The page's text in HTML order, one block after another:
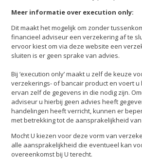
Meer informatie over execution only:
Dit maakt het mogelijk om zonder
financieel adviseur een verzekering af te
ervoor kiest om via deze website een
sluiten is er geen sprake van advies.
Bij ‘execution only’ maakt u zelf de keuze
verzekerings- of bancair product en voert u
ervan zelf de gegevens in die nodig zijn.
adviseur u hierbij geen advies heeft
handelingen heeft verricht, kunnen er
met betrekking tot de aansprakelijkheid
Mocht U kiezen voor deze vorm van
alle aansprakelijkheid die eventueel kan
overeenkomst bij U terecht.